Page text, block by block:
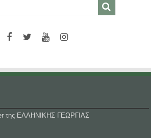
της ΕΛΛΗΝΙΚΗΣ ΓΕΩΡΓΙΑΣ